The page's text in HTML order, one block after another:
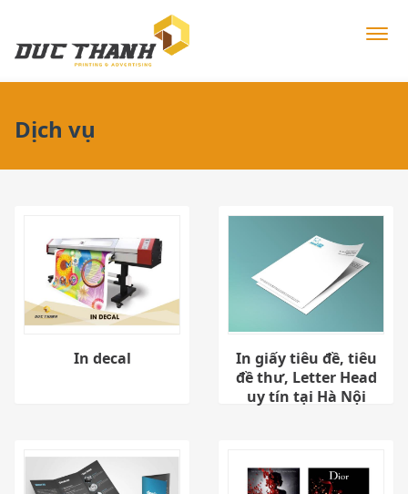
Dịch vụ
In decal
In giấy tiêu đề, tiêu
đề thư, Letter Head
uy tín tại Hà Nội